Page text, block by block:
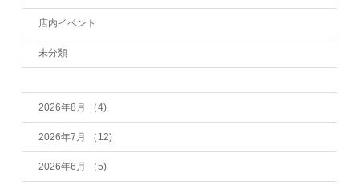
店内イベント
未分類
2026年8月 （4)
2026年7月 （12)
2026年6月 （5)